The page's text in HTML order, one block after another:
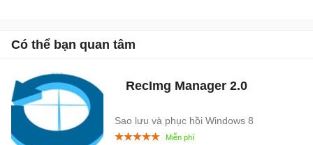
Có thể bạn quan tâm
RecImg Manager 2.0
Sao lưu và phục hồi Windows 8